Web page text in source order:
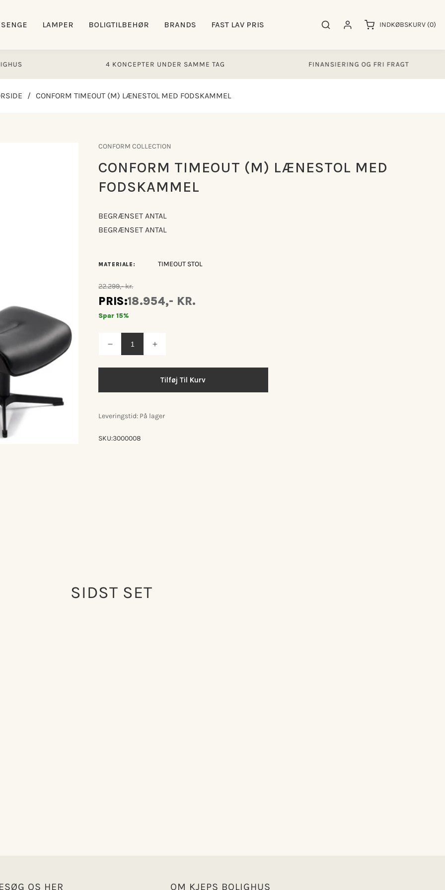
SENGE LAMPER BOLIGTILBEHØR BRANDS FAST LAV PRIS SøgeresultaterLog ind INDKØBSKURV (0)
varer
4 KONCEPTER UNDER SAMME TAG FINANSIERING OG FRI FRAGT
/ CONFORM TIMEOUT (M) LÆNESTOL MED FODSKAMMEL
CONFORM COLLECTION
CONFORM TIMEOUT (M) LÆNESTOL MED
FODSKAMMEL
BEGRÆNSET ANTAL
BEGRÆNSET ANTAL
MATERIALE: TIMEOUT STOL
22.299,- kr.
PRIS:18.954,- KR.
Spar 15%
Reducer
antallet
lænestol
Øg
Timeout
lænestol
Tilføj Til Kurv
Leveringstid: På lager
SKU:3000008
SIDST SET
OS HER OM KJEPS BOLIGHUS